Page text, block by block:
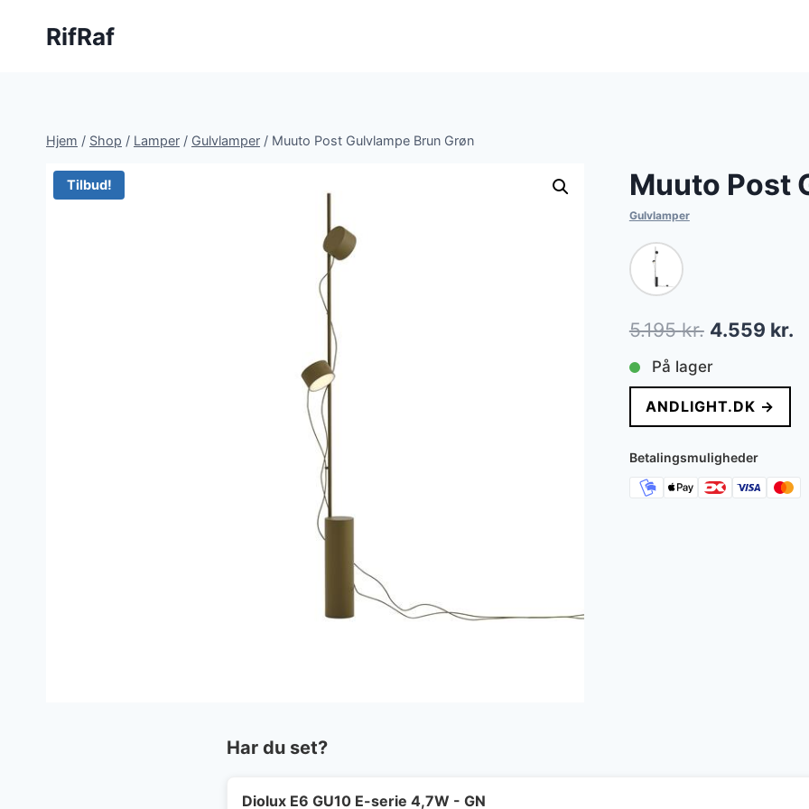
RifRaf
Hjem / Shop / Lamper / Gulvlamper / Muuto Post Gulvlampe Brun Grøn
Tilbud! Muuto Post
Gulvlamper
5.195kr. Den
oprindelige
pris
var:
5.195 kr..
4.559 kr.
På lager
ANDLIGHT.DK →
Betalingsmuligheder
Har du set?
Diolux E6 GU10 E-serie 4,7W - GN